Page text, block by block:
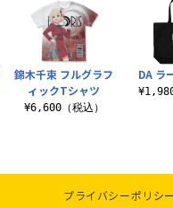
錦木千束 フルグラフ
ィックTシャツ
¥6,600（税込）
DA ラ
¥1,980
プライバシーポリシー